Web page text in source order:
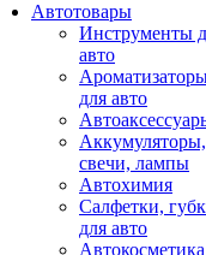
Автотовары
Инструменты
авто
для авто
Аккумуляторы,
свечи, лампы
Автохимия
Салфетки,
для авто
Автокосметика